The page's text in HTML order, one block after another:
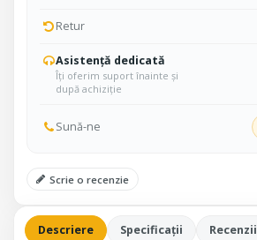
Retur
Asistență dedicată
Îți oferim suport înainte și
după achiziție
Sună-ne
Scrie o recenzie
Descriere Specificații Recenzii